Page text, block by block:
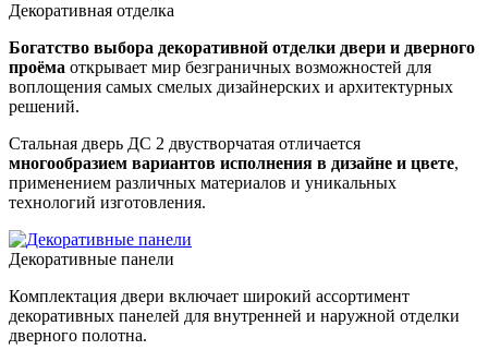
Декоративная отделка
Богатство выбора декоративной отделки двери и дверного
проёма открывает мир безграничных возможностей для
воплощения самых смелых дизайнерских и архитектурных
решений.
Стальная дверь ДС 2 двустворчатая отличается
многообразием вариантов исполнения в дизайне и цвете,
применением различных материалов и уникальных
технологий изготовления.
Декоративные панели
Комплектация двери включает широкий ассортимент
декоративных панелей для внутренней и наружной отделки
дверного полотна.